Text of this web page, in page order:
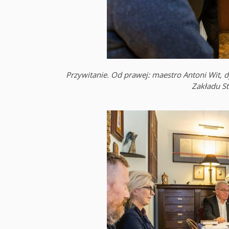
Przywitanie. Od prawej: maestro Antoni Wit,
Zakładu